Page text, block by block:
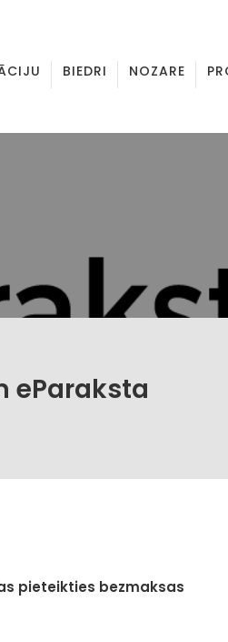
BIEDRI NOZARE
eParaksta
pieteikties bezmaksas